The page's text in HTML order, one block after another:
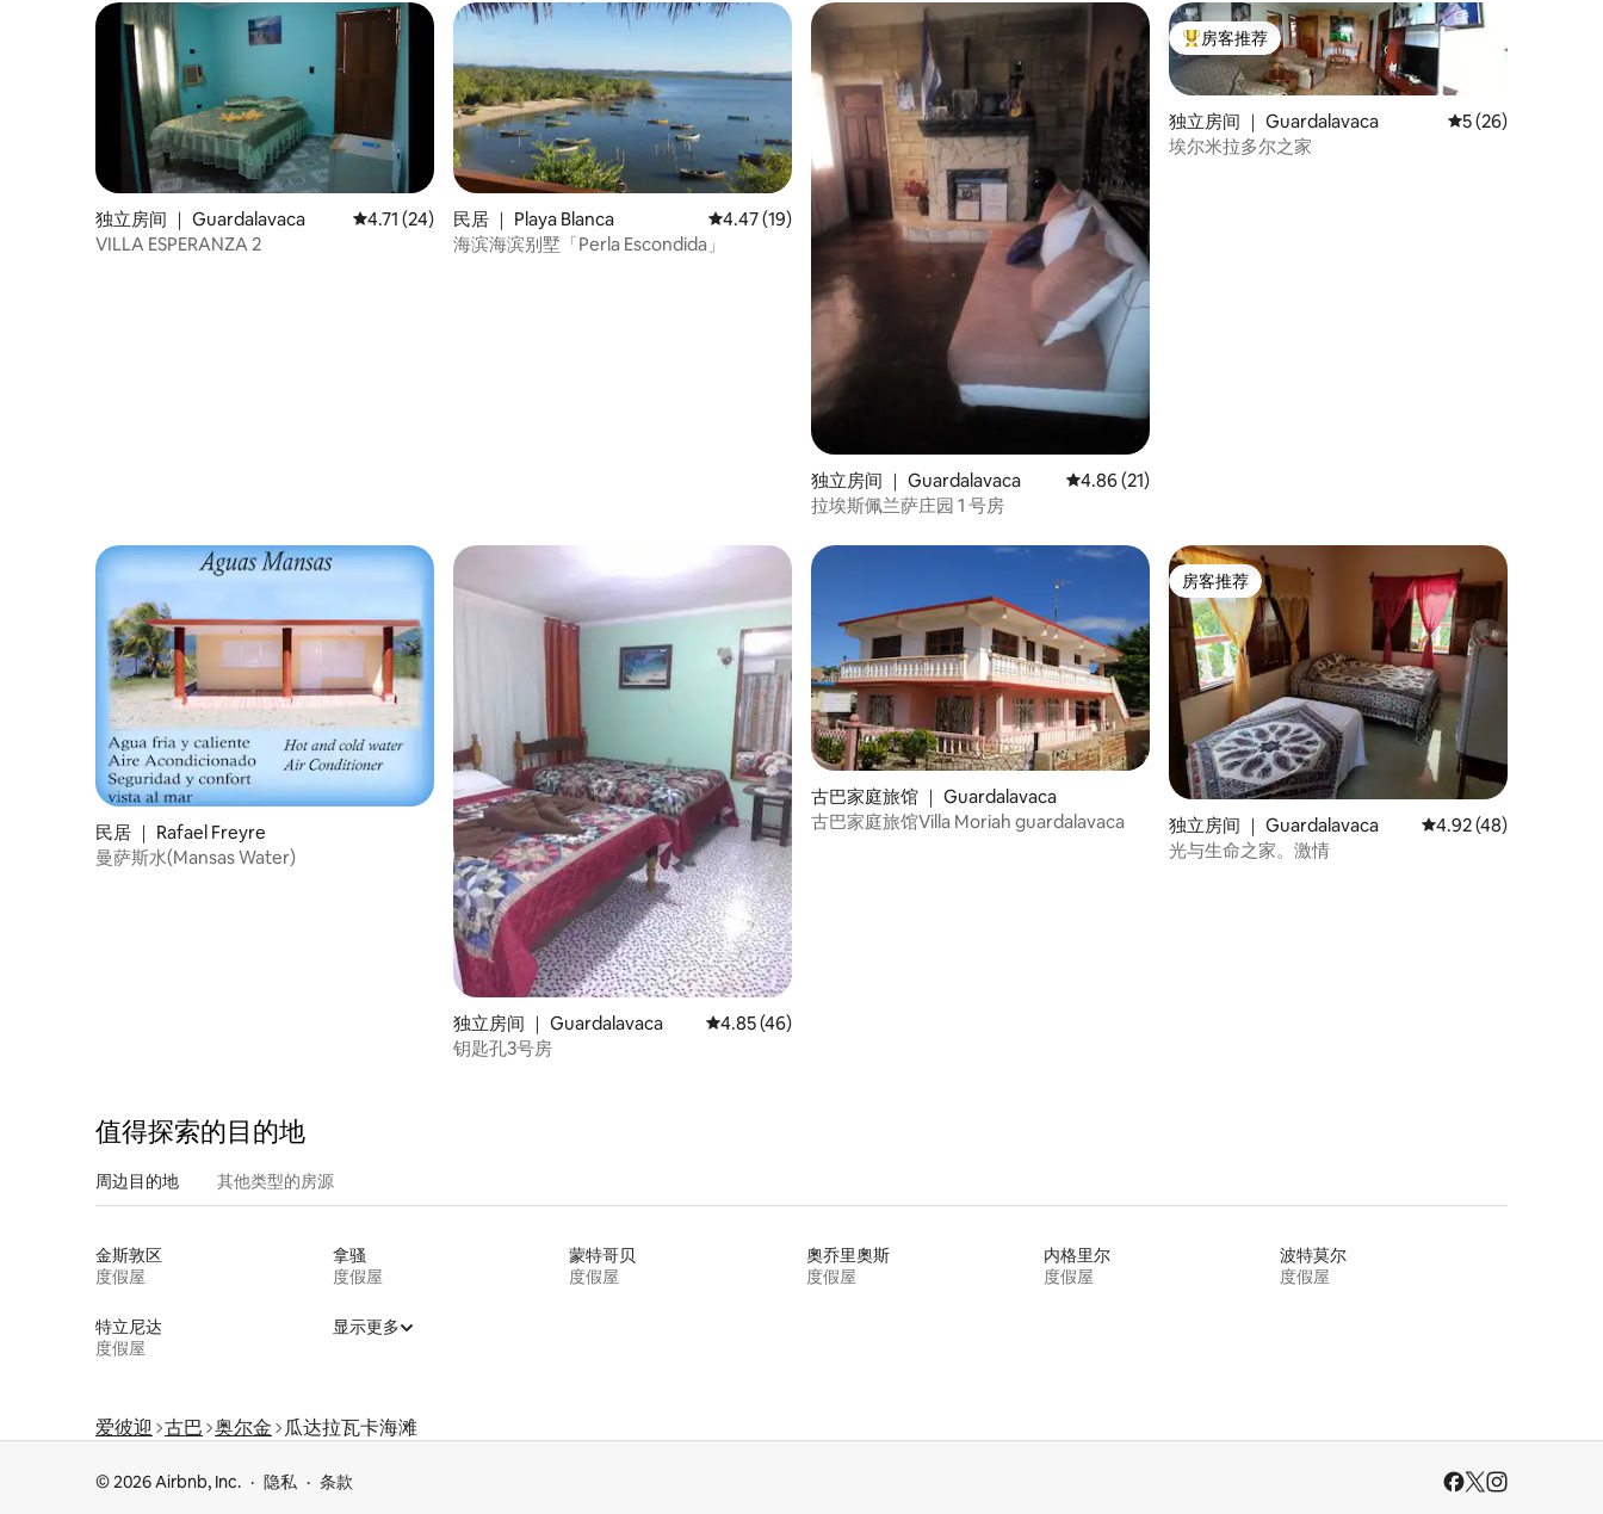
独立房间 ｜ Guardalavaca 平均评分 4.71 分（满分 5 分），共 24 条评价
4.71 (24)
VILLA ESPERANZA 2
民居 ｜ Playa Blanca 平均评分 4.47 分（满分 5 分），共 19 条评价
4.47 (19)
海滨海滨别墅「Perla Escondida」
独立房间 ｜ Guardalavaca 平均评分 4.86 分（满分 5 分），共 21 条评价
4.86 (21)
拉埃斯佩兰萨庄园 1 号房
热门「房客推荐」
房客推荐
独立房间 ｜ Guardalavaca 平均评分 5 分（满
5 (26)
埃尔米拉多尔之家
民居 ｜ Rafael Freyre
曼萨斯水(Mansas Water)
独立房间 ｜ Guardalavaca 平均评分 4.85 分（满分 5 分），共 46 条评价
4.85 (46)
钥匙孔3号房
古巴家庭旅馆 ｜ Guardalavaca
古巴家庭旅馆Villa Moriah guardalavaca
房客推荐
房客推荐
独立房间 ｜ Guardalavaca 平均评分 4.92 分（满
4.92 (48)
光与生命之家。激情
值得探索的目的地
周边目的地 其他类型的房源
金斯敦区
度假屋
拿骚
度假屋
蒙特哥贝
度假屋
奧乔里奧斯
度假屋
内格里尔
度假屋
波特莫尔
度假屋
特立尼达
度假屋
显示更多
爱彼迎 古巴 奥尔金 瓜达拉瓦卡海滩
© 2026 Airbnb, Inc. 隐私 条款